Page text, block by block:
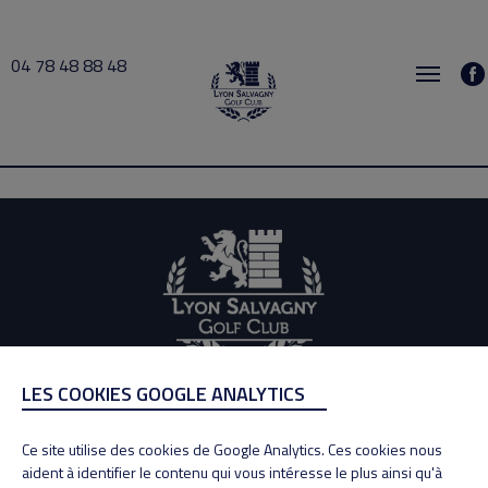
04 78 48 88 48
PELLENZ 2025-05-20 16:00 → 2025-05-20 18:00
ADRESSE
69890 La Tour de Salvagny
Tél : 04 78 48 88 48
LES COOKIES GOOGLE ANALYTICS
Ce site utilise des cookies de Google Analytics. Ces cookies nous
aident à identifier le contenu qui vous intéresse le plus ainsi qu'à